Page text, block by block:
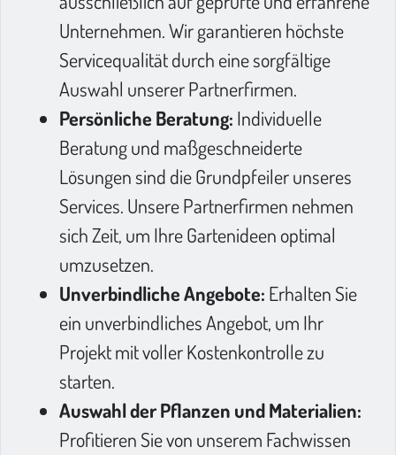
Unternehmen. Wir garantieren höchste
Servicequalität durch eine sorgfältige
Auswahl unserer Partnerfirmen.
Persönliche Beratung: Individuelle
Beratung und maßgeschneiderte
Lösungen sind die Grundpfeiler unseres
Services. Unsere Partnerfirmen nehmen
sich Zeit, um Ihre Gartenideen optimal
umzusetzen.
Unverbindliche Angebote: Erhalten Sie
ein unverbindliches Angebot, um Ihr
Projekt mit voller Kostenkontrolle zu
starten.
Auswahl der Pflanzen und Materialien:
Profitieren Sie von unserem Fachwissen